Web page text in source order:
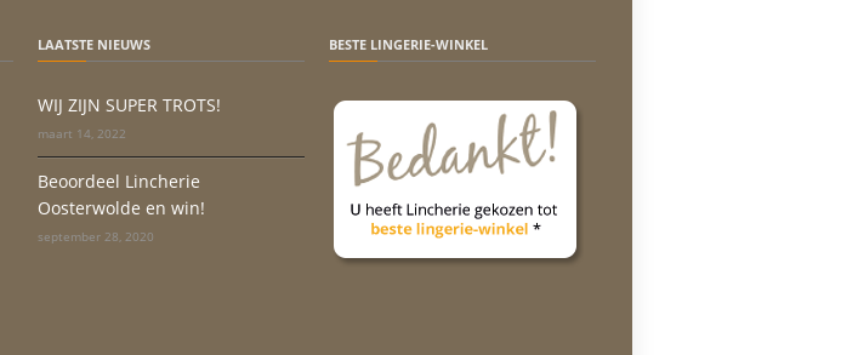
LAATSTE NIEUWS
WIJ ZIJN SUPER TROTS!
maart 14, 2022
Beoordeel Lincherie
Oosterwolde en win!
september 28, 2020
BESTE LINGERIE-WINKEL